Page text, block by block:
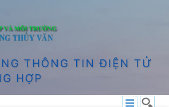
THÔNG TIN ĐIỆN TỬ
HỢP